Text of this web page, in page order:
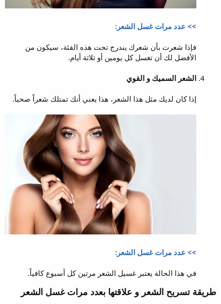
>> عدد مرات غسل الشعر:
فإذا شعرت بأن شعرك يندرج تحت هذه الفئة، سيكون من
الأفضل لك أن تغسل كل يومين أو ثلاثة أيام.
الشعر السميك و القوي
إذا كان لديك مثل هذا الشعر، هذا يعني أنك تمتلك شعراً صحياً.
>> عدد مرات غسل الشعر:
في هذا الحالة يعتبر غسيل الشعر مرتين كل أسبوع كافياً.
طريقة تسريح الشعر و علاقتها بعدد مرات غسل الشعر